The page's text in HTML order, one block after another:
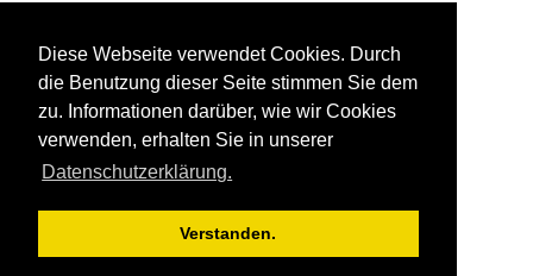
Diese Webseite verwendet Cookies. Durch
die Benutzung dieser Seite stimmen Sie dem
zu. Informationen darüber, wie wir Cookies
verwenden, erhalten Sie in unserer
Datenschutzerklärung.
Verstanden.